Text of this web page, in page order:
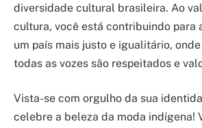
diversidade cultural brasileira. Ao
cultura, você está contribuindo para
um país mais justo e igualitário,
todas as vozes são respeitados e
Vista-se com orgulho da sua
celebre a beleza da moda indígena!